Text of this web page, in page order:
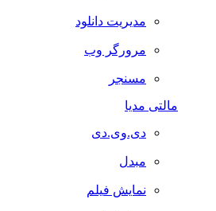
مدیریت دانلود
مرورگر وب
مسنجر
مالتی مدیا
دی.وی.دی
مبدل
نمایش فیلم